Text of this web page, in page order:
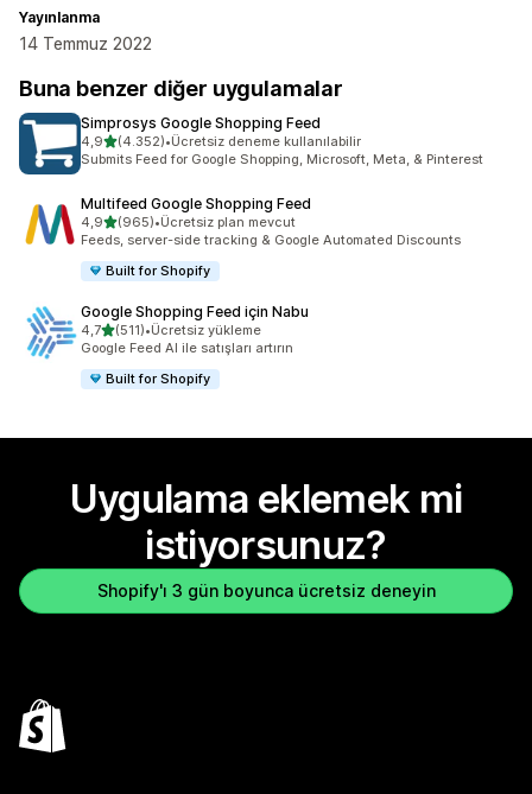
Yayınlanma
14 Temmuz 2022
Buna benzer diğer uygulamalar
Simprosys Google Shopping Feed
4,95 yıldız üzerinden
(4.352)
toplam 4352 değerlendirme
•Ücretsiz deneme kullanılabilir
Submits Feed for Google Shopping, Microsoft, Meta, & Pinterest
Multifeed Google Shopping Feed
4,95 yıldız üzerinden
(965)
toplam 965 değerlendirme
•Ücretsiz plan mevcut
Feeds, server-side tracking & Google Automated Discounts
Built for Shopify
Google Shopping Feed için Nabu
4,75 yıldız üzerinden
(511)
toplam 511 değerlendirme
•Ücretsiz yükleme
Google Feed AI ile satışları artırın
Built for Shopify
Uygulama eklemek mi
istiyorsunuz?
Shopify'ı 3 gün boyunca ücretsiz deneyin